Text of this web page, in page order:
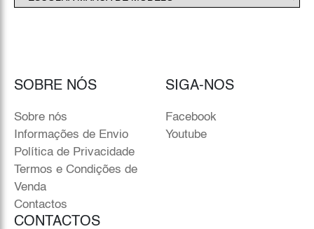
SOBRE NÓS
Sobre nós
Informações de Envio
Política de Privacidade
Termos e Condições de
Venda
Contactos
SIGA-NOS
Facebook
Youtube
CONTACTOS